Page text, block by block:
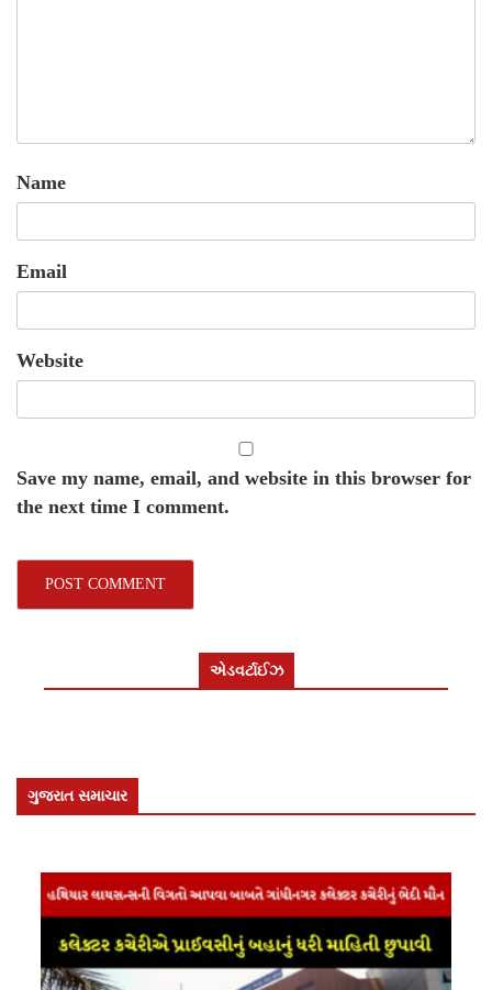
Name
Email
Website
Save my name, email, and website in this browser for
the next time I comment.
એડવર્ટાઈઝ
ગુજરાત સમાચાર